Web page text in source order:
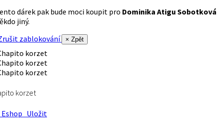
dárek pak bude moci koupit pro Dominika Atigu Sobotková
jiný.
zablokování
× Zpět
korzet
Uložit